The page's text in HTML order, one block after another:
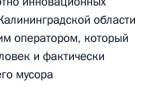
области
оператором, который
и фактически
мусора